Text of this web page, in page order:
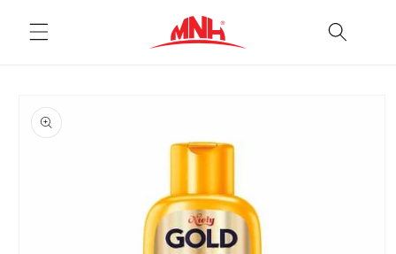
para o
conteúdo
informações
do produto